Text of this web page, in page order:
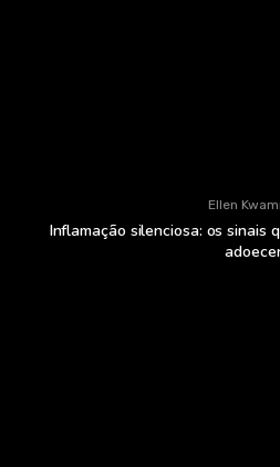
Ellen
Inflamação silenciosa: os sinais